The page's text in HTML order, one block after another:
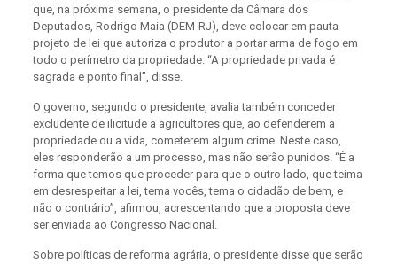
que, na próxima semana, o presidente da Câmara dos
Deputados, Rodrigo Maia (DEM-RJ), deve colocar em pauta
projeto de lei que autoriza o produtor a portar arma de fogo em
todo o perímetro da propriedade. “A propriedade privada é
sagrada e ponto final”, disse.
O governo, segundo o presidente, avalia também conceder
excludente de ilicitude a agricultores que, ao defenderem a
propriedade ou a vida, cometerem algum crime. Neste caso,
eles responderão a um processo, mas não serão punidos. “É a
forma que temos que proceder para que o outro lado, que teima
em desrespeitar a lei, tema vocês, tema o cidadão de bem, e
não o contrário”, afirmou, acrescentando que a proposta deve
ser enviada ao Congresso Nacional.
Sobre políticas de reforma agrária, o presidente disse que serão